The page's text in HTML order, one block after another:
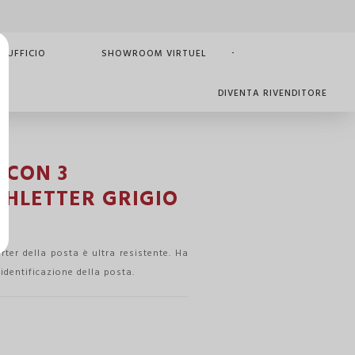
UFFICIO SHOWROOM VIRTUEL
DIVENTA RIVENDITORE
3
GRIGIO
della posta è ultra resistente. Ha
della posta.